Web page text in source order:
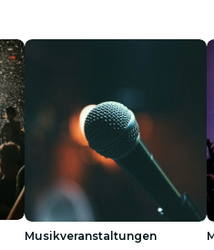
Musikveranstaltungen